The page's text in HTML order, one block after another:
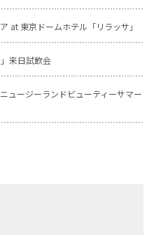
東京ドームホテル「リラッサ」
来日試飲会
ージーランドビューティーサマー